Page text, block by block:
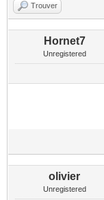
Trouver
Hornet7
Unregistered
olivier
Unregistered